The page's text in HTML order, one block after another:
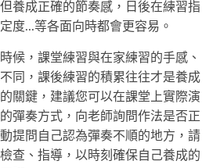
養成正確的節奏感，日後在練習指
度...等各面向時都會更容易。
候，課堂練習與在家練習的手感、
同，課後練習的積累往往才是養成
關鍵，建議您可以在課堂上實際演
彈奏方式，向老師詢問作法是否正
提問自己認為彈奏不順的地方，請
查、指導，以時刻確保自己養成的